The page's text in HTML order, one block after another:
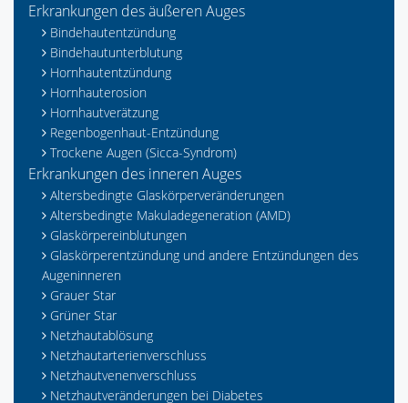
Erkrankungen des äußeren Auges
Bindehautentzündung
Bindehautunterblutung
Hornhautentzündung
Hornhauterosion
Hornhautverätzung
Regenbogenhaut-Entzündung
Trockene Augen (Sicca-Syndrom)
Erkrankungen des inneren Auges
Altersbedingte Glaskörperveränderungen
Altersbedingte Makuladegeneration (AMD)
Glaskörpereinblutungen
Glaskörperentzündung und andere Entzündungen des
Augeninneren
Grauer Star
Grüner Star
Netzhautablösung
Netzhautarterienverschluss
Netzhautvenenverschluss
Netzhautveränderungen bei Diabetes